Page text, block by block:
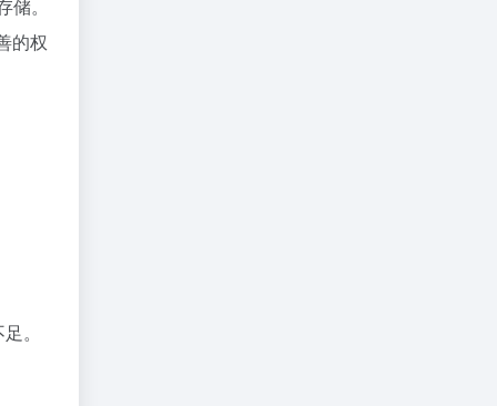
。
的权
。